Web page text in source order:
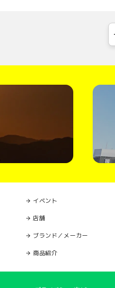
イベント
店舗
ブランド／メーカー
商品紹介